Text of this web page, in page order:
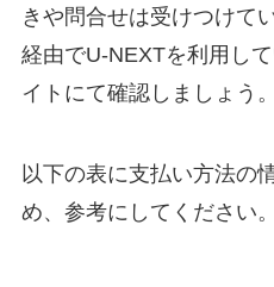
きや問合せは受けつけて
経由でU-NEXTを利用し
イトにて確認しましょう。
以下の表に支払い方法の
め、参考にしてください。